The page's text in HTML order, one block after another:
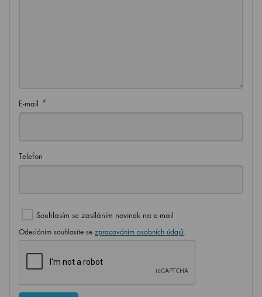
E-mail *
Telefon
Souhlasím se zasíláním novinek na e-mail
Odesláním souhlasíte se zpracováním osobních údajů